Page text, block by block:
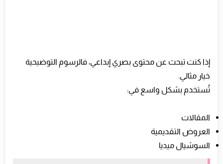
إذا كنت تبحث عن محتوى بصري إبداعي، فالرسوم التوضيحية
خيار مثالي.
تُستخدم بشكل واسع في:
المقالات
العروض التقديمية
السوشيال ميديا